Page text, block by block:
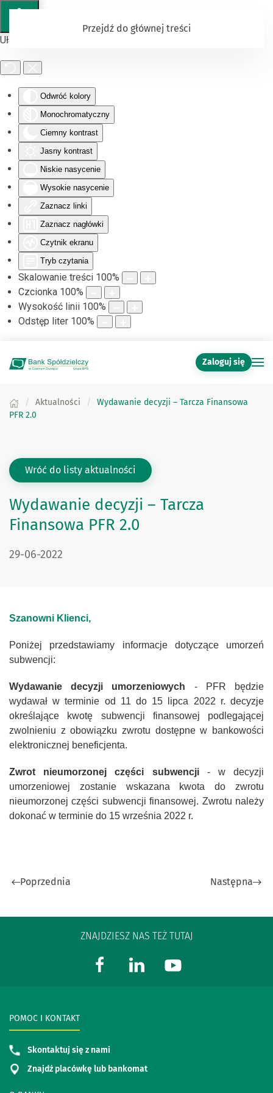
Ułatwienia dostępu
Odwróć kolory
Monochromatyczny
Ciemny kontrast
Jasny kontrast
Niskie nasycenie
Wysokie nasycenie
Zaznacz linki
Zaznacz nagłówki
Czytnik ekranu
Tryb czytania
Skalowanie treści 100%
Czcionka 100%
Wysokość linii 100%
Odstęp liter 100%
Przejdź do głównej treści
Zaloguj się
Aktualności
Wydawanie decyzji – Tarcza Finansowa
PFR 2.0
Wróć do listy aktualności
Wydawanie decyzji – Tarcza
Finansowa PFR 2.0
DATA PUBLIKACJI:
29-06-2022
Szanowni Klienci,
Poniżej przedstawiamy informacje dotyczące umorzeń
subwencji:
Wydawanie decyzji umorzeniowych - PFR będzie
wydawał w terminie od 11 do 15 lipca 2022 r. decyzje
określające kwotę subwencji finansowej podlegającej
zwolnieniu z obowiązku zwrotu dostępne w bankowości
elektronicznej beneficjenta.
Zwrot nieumorzonej części subwencji- w decyzji
umorzeniowej zostanie wskazana kwota do zwrotu
nieumorzonej części subwencji finansowej. Zwrotu należy
dokonać w terminie do 15 września 2022 r.
Poprzednia Następna
ZNAJDZIESZ NAS TEŻ TUTAJ
POMOC I KONTAKT
Skontaktuj się z nami
Znajdź placówkę lub bankomat